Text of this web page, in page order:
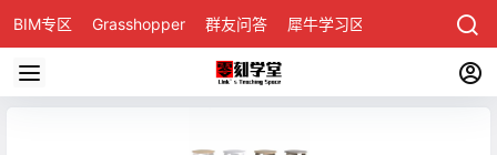
BIM专区 Grasshopper 群友问答 犀牛学习区